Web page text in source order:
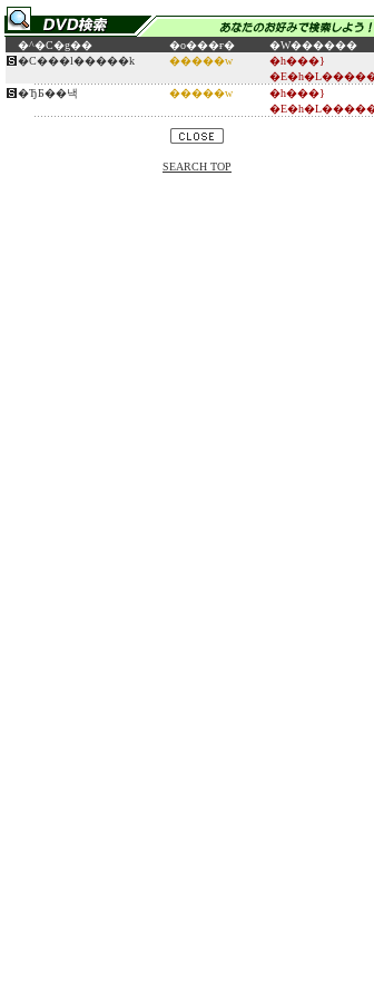
�^�C�g�� �o���ғ�
�W������
�C���l�����k
�����w
�h���}
�ЂƂ��낵
�����w
�h���}
SEARCH TOP